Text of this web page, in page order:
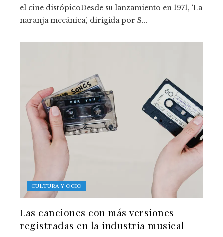
el cine distópicoDesde su lanzamiento en 1971, ‘La
naranja mecánica’, dirigida por S...
CULTURA Y OCIO
Las canciones con más versiones
registradas en la industria musical